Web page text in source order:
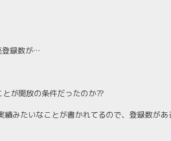
登録数が…
が開放の条件だったのか⁇
績みたいなことが書かれてるので、登録数が